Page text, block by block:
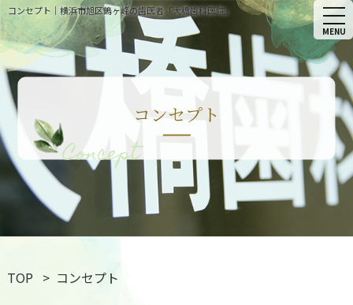
コンセプト｜横浜市旭区鶴ヶ峰の歯医者「大橋歯科医院」
コンセプト
Concept
TOP コンセプト